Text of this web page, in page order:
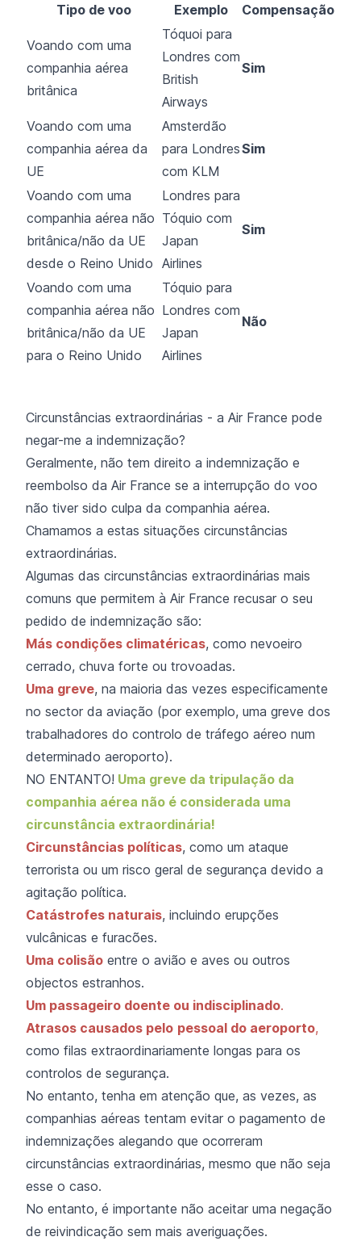
Tipo de voo
Exemplo Compensação
Voando com uma
companhia aérea
britânica
Tóquoi para
Londres com
British
Airways
Sim
Voando com uma
companhia aérea da
UE
Amsterdão
para Londres
com KLM
Sim
Voando com uma
companhia aérea não
britânica/não da UE
desde o Reino Unido
Londres para
Tóquio com
Japan
Airlines
Sim
Voando com uma
companhia aérea não
britânica/não da UE
para o Reino Unido
Tóquio para
Londres com
Japan
Airlines
Não
Circunstâncias extraordinárias - a Air France pode
negar-me a indemnização?
Geralmente, não tem direito a indemnização e
reembolso da Air France se a interrupção do voo
não tiver sido culpa da companhia aérea.
Chamamos a estas situações circunstâncias
extraordinárias.
Algumas das circunstâncias extraordinárias mais
comuns que permitem à Air France recusar o seu
pedido de indemnização são:
Más condições climatéricas, como nevoeiro
cerrado, chuva forte ou trovoadas.
Uma greve, na maioria das vezes especificamente
no sector da aviação (por exemplo, uma greve dos
trabalhadores do controlo de tráfego aéreo num
determinado aeroporto).
NO ENTANTO! Uma greve da tripulação da
companhia aérea não é considerada uma
circunstância extraordinária!
Circunstâncias políticas, como um ataque
terrorista ou um risco geral de segurança devido a
agitação política.
Catástrofes naturais, incluindo erupções
vulcânicas e furacões.
Uma colisão entre o avião e aves ou outros
objectos estranhos.
Um passageiro doente ou indisciplinado.
Atrasos causados pelo pessoal do aeroporto,
como filas extraordinariamente longas para os
controlos de segurança.
No entanto, tenha em atenção que, as vezes, as
companhias aéreas tentam evitar o pagamento de
indemnizações alegando que ocorreram
circunstâncias extraordinárias, mesmo que não seja
esse o caso.
No entanto, é importante não aceitar uma negação
de reivindicação sem mais averiguações.